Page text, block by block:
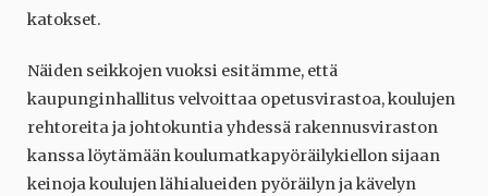
katokset.
Näiden seikkojen vuoksi esitämme, että
kaupunginhallitus velvoittaa opetusvirastoa, koulujen
rehtoreita ja johtokuntia yhdessä rakennusviraston
kanssa löytämään koulumatkapyöräilykiellon sijaan
keinoja koulujen lähialueiden pyöräilyn ja kävelyn